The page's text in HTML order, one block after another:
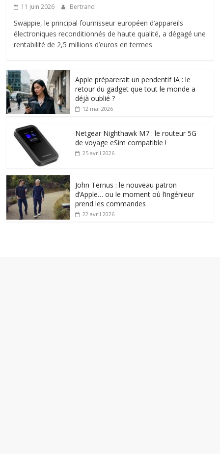
11 juin 2026 Bertrand
Swappie, le principal fournisseur européen d’appareils
électroniques reconditionnés de haute qualité, a dégagé une
rentabilité de 2,5 millions d’euros en termes
Apple préparerait un pendentif IA : le
retour du gadget que tout le monde a
déjà oublié ?
12 mai 2026
Netgear Nighthawk M7 : le routeur 5G
de voyage eSim compatible !
25 avril 2026
John Ternus : le nouveau patron
d’Apple… ou le moment où l’ingénieur
prend les commandes
22 avril 2026